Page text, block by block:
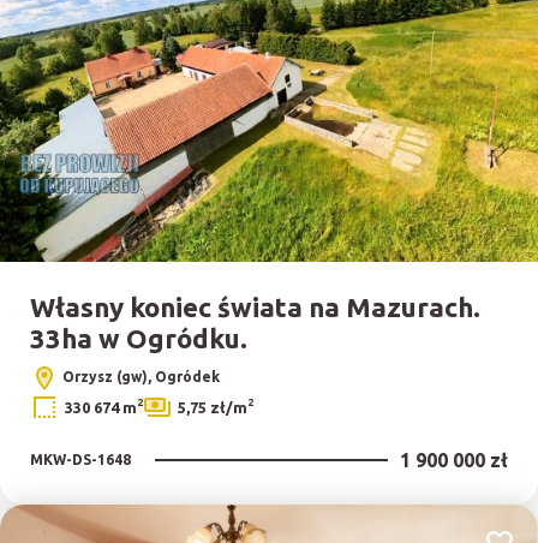
Własny koniec świata na Mazurach.
33ha w Ogródku.
Orzysz (gw), Ogródek
330 674 m2 5,75 zł/m2
MKW-DS-1648 1 900 000 zł